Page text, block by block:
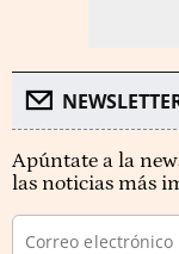
Apúntate a la
las noticias más